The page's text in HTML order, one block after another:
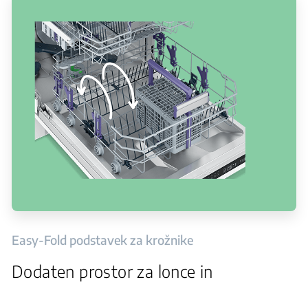
Easy-Fold podstavek za krožnike
Dodaten prostor za lonce in